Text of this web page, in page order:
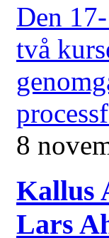
Den
två
8
Kallus
Lars